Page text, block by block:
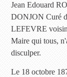
Jean Edouard
DONJON Curé
LEFEVRE
Maire qui tous,
disculper.
Le 18 octobre